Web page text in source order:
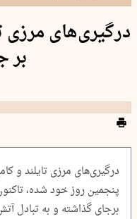
بر
برجای گذاشته و به تبادل